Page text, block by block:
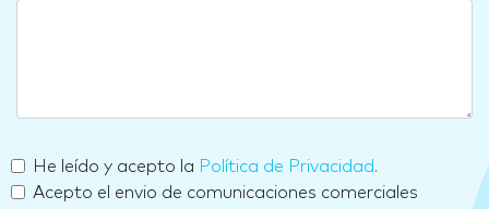
He leído y acepto la Política de Privacidad.
Acepto el envio de comunicaciones comerciales